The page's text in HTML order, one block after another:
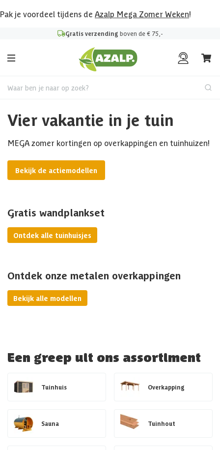
Pak je voordeel tijdens de Azalp Mega Zomer Weken!
Gratis verzending boven de € 75,-
Waar ben je naar op zoek?
Vier vakantie in je tuin
MEGA zomer kortingen op overkappingen en tuinhuizen!
Bekijk de actiemodellen
Gratis wandplankset
Ontdek alle tuinhuisjes
Ontdek onze metalen overkappingen
Bekijk alle modellen
Een greep uit ons assortiment
Tuinhuis Overkapping
Sauna Tuinhout